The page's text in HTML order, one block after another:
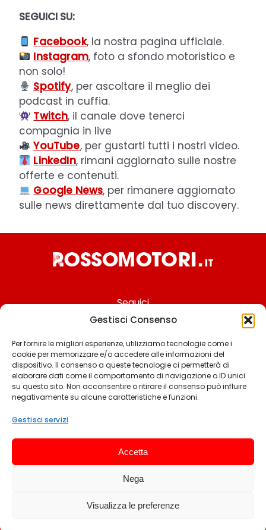
Gestisci Consenso
Per fornire le migliori esperienze, utilizziamo tecnologie come i
cookie per memorizzare e/o accedere alle informazioni del
dispositivo. Il consenso a queste tecnologie ci permetterà di
elaborare dati come il comportamento di navigazione o ID unici
su questo sito. Non acconsentire o ritirare il consenso può influire
negativamente su alcune caratteristiche e funzioni.
Gestisci servizi
Accetta
Nega
Visualizza le preferenze
SEGUICI SU:
Facebook, la nostra pagina ufficiale.
Instagram, foto a sfondo motoristico e
non solo!
Spotify, per ascoltare il meglio dei
podcast in cuffia.
Twitch, il canale dove tenerci
compagnia in live
YouTube, per gustarti tutti i nostri video.
LinkedIn, rimani aggiornato sulle nostre
offerte e contenuti.
Google News, per rimanere aggiornato
sulle news direttamente dal tuo discovery.
Seguici
Chi siamo
Contattaci
Termini & Condizioni
Privacy policy
© 2025 Rossomotori.it. Tutti i diritti riservati.